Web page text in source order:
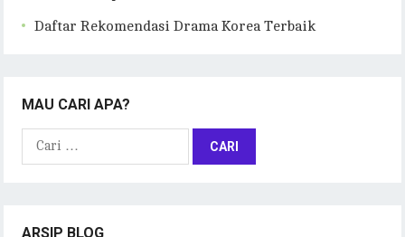
Daftar Rekomendasi Drama Korea Terbaik
MAU CARI APA?
Cari
ARSIP BLOG